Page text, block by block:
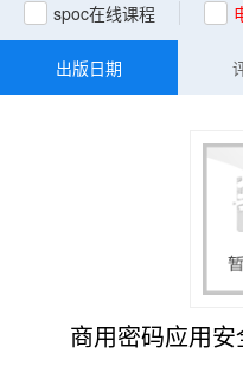
spoc在线课程
出版日期
商用密码应用